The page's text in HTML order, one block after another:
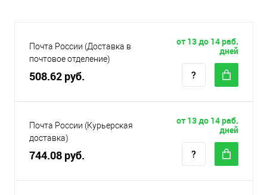
Почта России (Доставка в
почтовое отделение)
508.62 руб.
от 13 до 14 раб.
дней
Почта России (Курьерская
доставка)
744.08 руб.
от 13 до 14 раб.
дней